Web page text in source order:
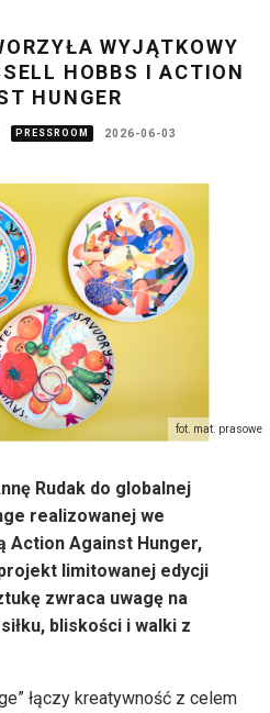
WYJĄTKOWY
HOBBS I ACTION
HUNGER
PRESSROOM 2026-06-03
fot. mat. prasowe
Rudak do globalnej
realizowanej we
Action Against Hunger,
limitowanej edycji
zwraca uwagę na
bliskości i walki z
łączy kreatywność z celem